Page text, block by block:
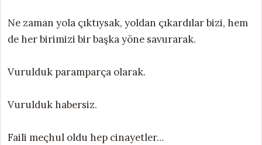
Ne zaman yola çıktıysak, yoldan çıkardılar bizi, hem
de her birimizi bir başka yöne savurarak.
Vurulduk paramparça olarak.
Vurulduk habersiz.
Faili meçhul oldu hep cinayetler…